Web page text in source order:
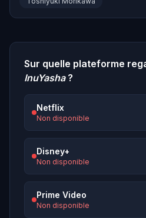
Sur quelle plateforme
InuYasha?
Netflix
Non disponible
Disney+
Non disponible
Prime Video
Non disponible